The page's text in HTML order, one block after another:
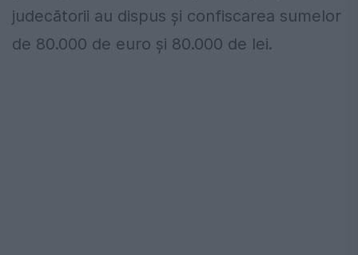
judecătorii au dispus și confiscarea sumelor
de 80.000 de euro și 80.000 de lei.